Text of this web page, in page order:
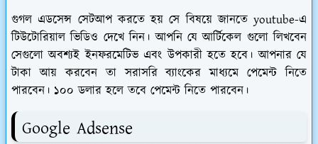
গুগল এডসেন্স সেটআপ করতে হয় সে বিষয়ে জানতে youtube-এ
টিউটোরিয়াল ভিডিও দেখে নিন। আপনি যে আর্টিকেল গুলো লিখবেন
সেগুলো অবশ্যই ইনফরমেটিভ এবং উপকারী হতে হবে। আপনার যে
টাকা আয় করবেন তা সরাসরি ব্যাংকের মাধ্যমে পেমেন্ট নিতে
পারবেন। ১০০ ডলার হলে তবে পেমেন্ট নিতে পারবেন।
Google Adsense